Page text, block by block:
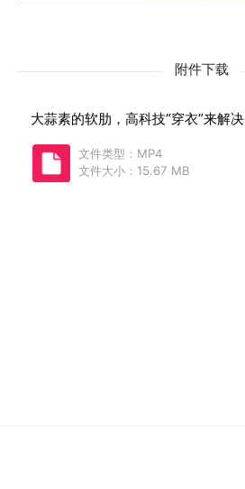
附件下载
大蒜素的软肋，高科技“穿衣”来解决
文件类型：MP4
文件大小：15.67 MB